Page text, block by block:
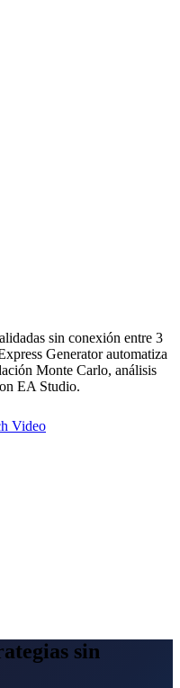
sin conexión entre 3
Generator automatiza
Monte Carlo, análisis
EA Studio.
Video
sin